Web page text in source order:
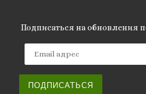
Подписаться на обновления
ПОДПИСАТЬСЯ